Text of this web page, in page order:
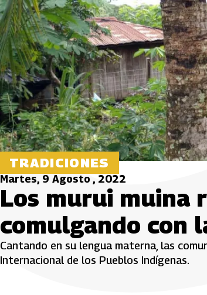
TRADICIONES
Martes, 9 Agosto , 2022
Los murui muina
comulgando con
Cantando en su lengua materna, las
Internacional de los Pueblos Indígenas.